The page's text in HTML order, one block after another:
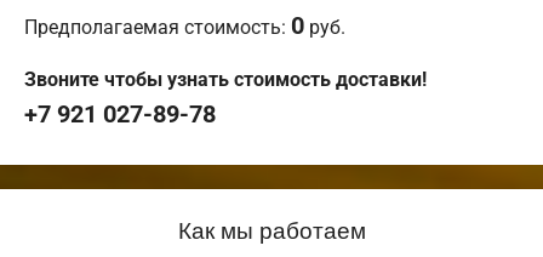
Предполагаемая стоимость: 0 руб.
Звоните чтобы узнать стоимость доставки!
+7 921 027-89-78
Как мы работаем